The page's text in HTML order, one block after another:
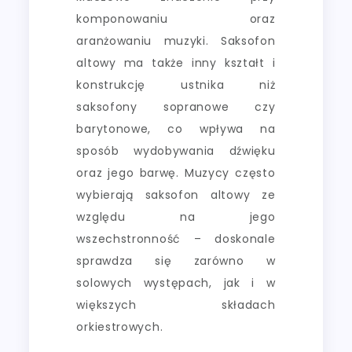
komponowaniu oraz
aranżowaniu muzyki. Saksofon
altowy ma także inny kształt i
konstrukcję ustnika niż
saksofony sopranowe czy
barytonowe, co wpływa na
sposób wydobywania dźwięku
oraz jego barwę. Muzycy często
wybierają saksofon altowy ze
względu na jego
wszechstronność – doskonale
sprawdza się zarówno w
solowych występach, jak i w
większych składach
orkiestrowych.